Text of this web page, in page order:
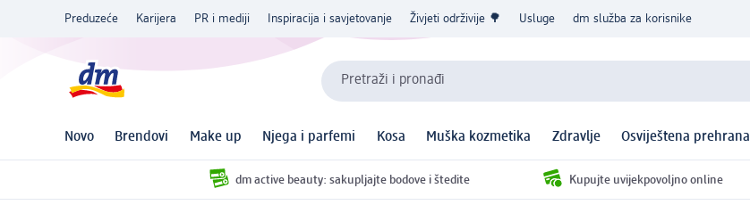
Preduzeće Karijera PR i mediji Inspiracija i savjetovanje Živjeti održivije 🌳 Usluge dm služba za korisnike
Pretraži i pronađi
Novo Brendovi Make up Njega i parfemi Kosa Muška kozmetika Zdravlje Osviještena prehrana
dm active beauty: sakupljajte bodove i štedite Kupujte uvijekpovoljno online